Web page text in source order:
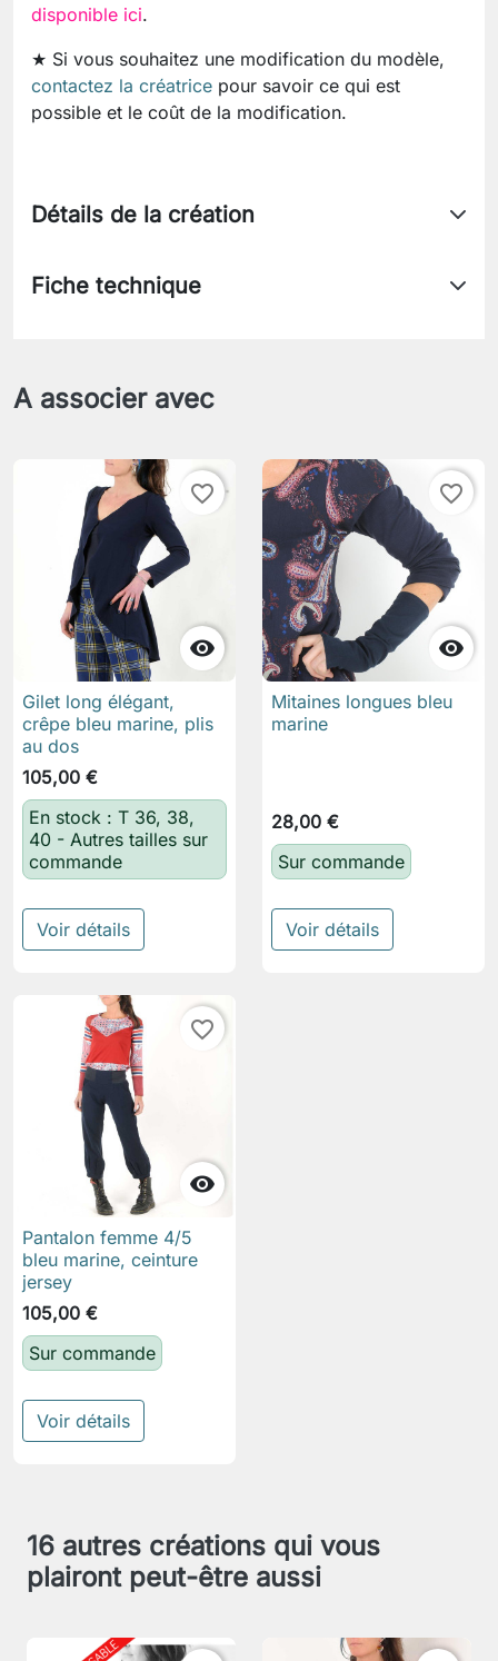
disponible ici.
★ Si vous souhaitez une modification du modèle,
contactez la créatrice pour savoir ce qui est
possible et le coût de la modification.
Détails de la création
Fiche technique
A associer avec

favorite_border
Gilet long élégant,
crêpe bleu marine, plis
au dos
105,00 €
En stock : T 36, 38,
40 - Autres tailles sur
commande
Voir détails

favorite_border
Mitaines longues bleu
marine
28,00 €
Sur commande
Voir détails

favorite_border
Pantalon femme 4/5
bleu marine, ceinture
jersey
105,00 €
Sur commande
Voir détails
16 autres créations qui vous
plairont peut-être aussi